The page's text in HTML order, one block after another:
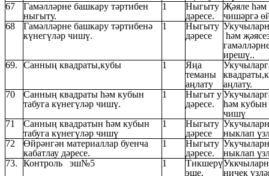
67
Гамәлләрне башкару тәртибен
ныгыту.
1
Ныгыту
дәресе.
Җәяле һәм
чишәргә
68
Гамәлләрне башкару тәртибенә
күнегүләр чишү.
1
Ныгыту
дәресе
һәм
ирешү..
69.
Санның квадраты,кубы 1
Яңа
теманы
аңлату
аңлату.
70
Санның квадраты һәм кубын
табуга күнегүләр чишү.
1
Ныгыт у
дәресе.
һәм кубын
чишү
71
Санның квадратын һәм кубын
табуга күнегүләр чишү
1
Ныгыту
дәресе
ныклап
72
Өйрәнгән материаллар буенча
кабатлау дәресе.
1
Ныгыту
дәресе.
ныклап
73.
Контроль эш№5 1
Тикшерү
эше.
ничек